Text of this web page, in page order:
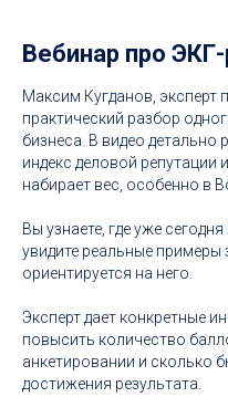
Вебинар про ЭКГ-
Максим Кугданов, эксперт
практический разбор
бизнеса. В видео детально
индекс деловой репутации
набирает вес, особенно в
Вы узнаете, где уже
увидите реальные примеры
ориентируется на него.
Эксперт дает конкретные
повысить количество
анкетировании и сколько
достижения результата.